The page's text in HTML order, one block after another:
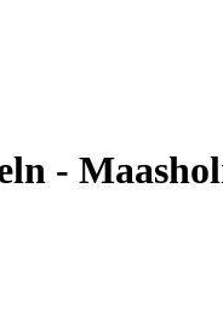
-